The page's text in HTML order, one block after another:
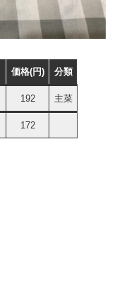
価格(円) 分類
192 主菜
172